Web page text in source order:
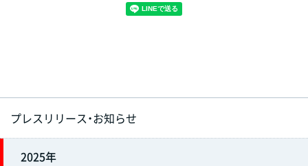
プレスリリース・お知らせ
2025年